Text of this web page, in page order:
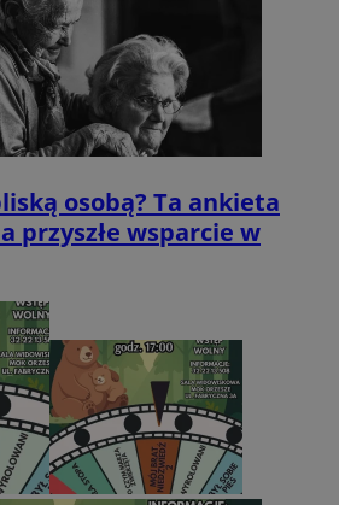
osobą? Ta ankieta
przyszłe wsparcie w